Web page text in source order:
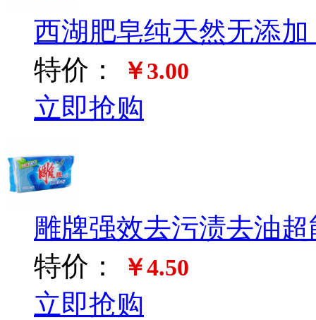
西湖肥皂纯天然无添
特价：
￥3.00
立即抢购
雕牌强效去污渍去油
特价：
￥4.50
立即抢购